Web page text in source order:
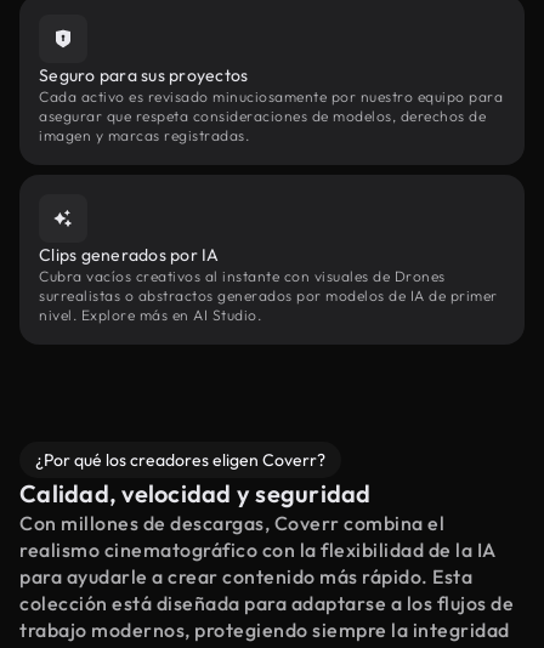
Seguro para sus proyectos
Cada activo es revisado minuciosamente por nuestro equipo para
asegurar que respeta consideraciones de modelos, derechos de
imagen y marcas registradas.
Clips generados por IA
Cubra vacíos creativos al instante con visuales de Drones
surrealistas o abstractos generados por modelos de IA de primer
nivel. Explore más en AI Studio.
¿Por qué los creadores eligen Coverr?
Calidad, velocidad y seguridad
Con millones de descargas, Coverr combina el
realismo cinematográfico con la flexibilidad de la IA
para ayudarle a crear contenido más rápido. Esta
colección está diseñada para adaptarse a los flujos de
trabajo modernos, protegiendo siempre la integridad